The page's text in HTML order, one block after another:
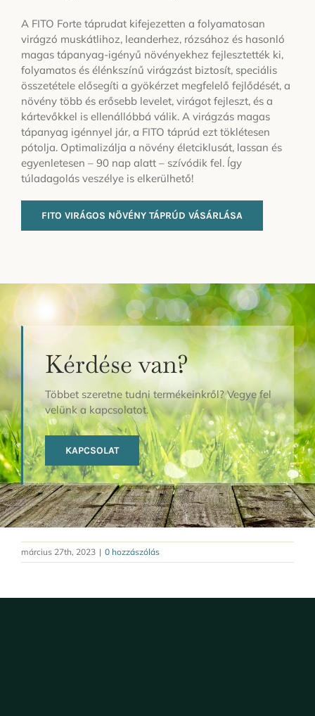
A FITO Forte táprudat kifejezetten a folyamatosan
virágzó muskátlihoz, leanderhez, rózsához és hasonló
magas tápanyag-igényű növényekhez fejlesztették ki,
folyamatos és élénkszínű virágzást biztosít, speciális
összetétele elősegíti a gyökérzet megfelelő fejlődését, a
növény több és erősebb levelet, virágot fejleszt, és a
kártevőkkel is ellenállóbbá válik. A virágzás magas
tápanyag igénnyel jár, a FITO táprúd ezt töklétesen
pótolja. Optimalizálja a növény életciklusát, lassan és
egyenletesen – 90 nap alatt – szívódik fel. Így
túladagolás veszélye is elkerülhető!
FITO VIRÁGOS NÖVÉNY TÁPRÚD VÁSÁRLÁSA
Kérdése van?
Többet szeretne tudni termékeinkről? Vegye fel
velünk a kapcsolatot.
KAPCSOLAT
március 27th, 2023 | 0 hozzászólás